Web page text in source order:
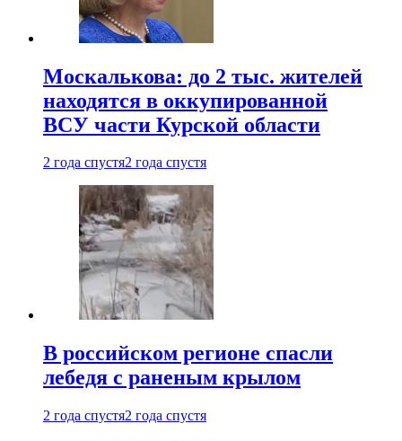
Москалькова: до 2 тыс. жителей
находятся в оккупированной
ВСУ части Курской области
2 года спустя2 года спустя
В российском регионе спасли
лебедя с раненым крылом
2 года спустя2 года спустя